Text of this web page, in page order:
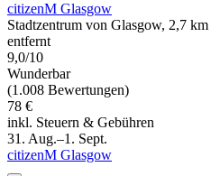
citizenM Glasgow
Stadtzentrum von Glasgow, 2,7
entfernt
9,0/10
Wunderbar
(1.008 Bewertungen)
78 €
inkl. Steuern & Gebühren
31. Aug.–1. Sept.
citizenM Glasgow